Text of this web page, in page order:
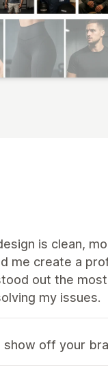
is clean,
me create a
out the
my issues.
show off your